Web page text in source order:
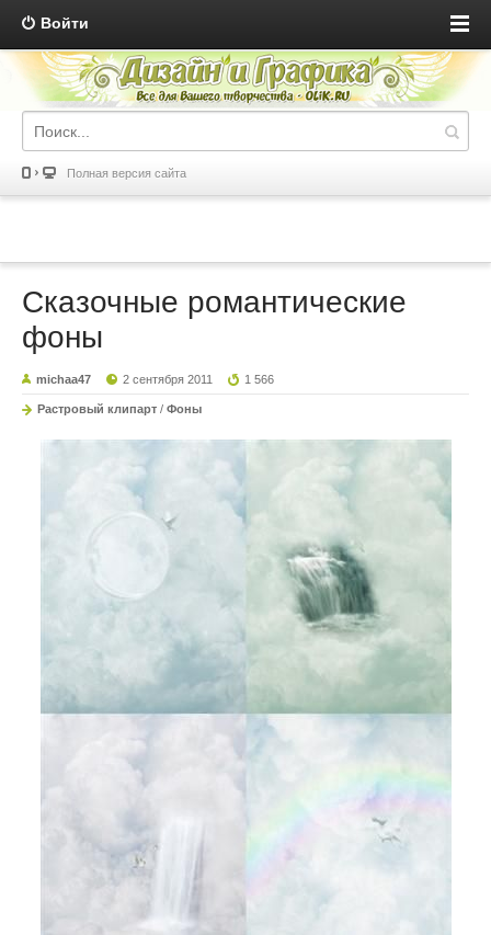
Войти
Полная версия сайта
Сказочные романтические
фоны
michaa47 2 сентября 2011 1 566
Растровый клипарт / Фоны